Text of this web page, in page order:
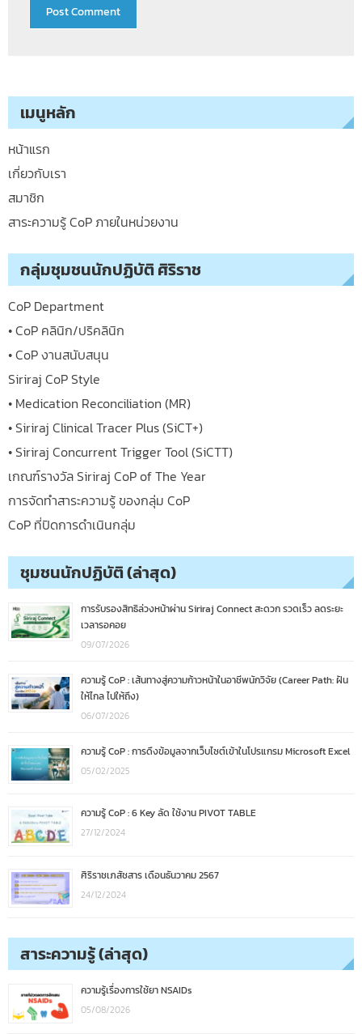
เมนูหลัก
หน้าแรก
เกี่ยวกับเรา
สมาชิก
สาระความรู้ CoP ภายในหน่วยงาน
กลุ่มชุมชนนักปฏิบัติ ศิริราช
CoP Department
• CoP คลินิก/ปริคลินิก
• CoP งานสนับสนุน
Siriraj CoP Style
• Medication Reconciliation (MR)
• Siriraj Clinical Tracer Plus (SiCT+)
• Siriraj Concurrent Trigger Tool (SiCTT)
เกณฑ์รางวัล Siriraj CoP of The Year
การจัดทำสาระความรู้ ของกลุ่ม CoP
CoP ที่ปิดการดำเนินกลุ่ม
ชุมชนนักปฏิบัติ (ล่าสุด)
การรับรองสิทธิล่วงหน้าผ่าน Siriraj Connect สะดวก รวดเร็ว ลดระยะ
เวลารอคอย
09/07/2026
ความรู้ CoP : เส้นทางสู่ความก้าวหน้าในอาชีพนักวิจัย (Career Path: ฝัน
ให้ไกล ไปให้ถึง)
06/07/2026
ความรู้ CoP : การดึงข้อมูลจากเว็บไซต์เข้าในโปรแกรม Microsoft Excel
05/02/2025
ความรู้ CoP : 6 Key ลัด ใช้งาน PIVOT TABLE
27/12/2024
ศิริราชเภสัชสาร เดือนธันวาคม 2567
24/12/2024
สาระความรู้ (ล่าสุด)
ความรู้เรื่องการใช้ยา NSAIDs
05/08/2026